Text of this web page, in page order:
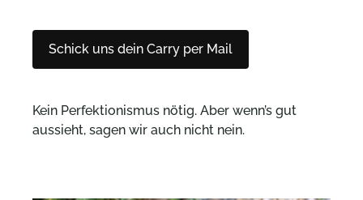
Schick uns dein Carry per Mail
Kein Perfektionismus nötig. Aber wenn’s gut
aussieht, sagen wir auch nicht nein.